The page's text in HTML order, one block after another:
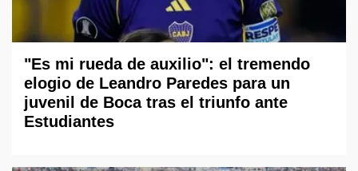
"Es mi rueda de auxilio": el tremendo
elogio de Leandro Paredes para un
juvenil de Boca tras el triunfo ante
Estudiantes